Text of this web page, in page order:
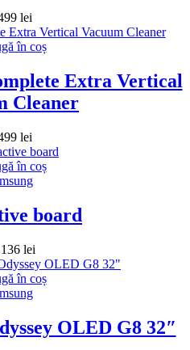
lei
în coș
Extra Vertical
Cleaner
lei
în coș
board
lei
în coș
OLED G8 32″